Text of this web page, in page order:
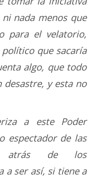
nada menos que
para el velatorio,
que sacaría
algo, que todo
y esta no
a este Poder
espectador de las
atrás de los
a ser así, si tiene a